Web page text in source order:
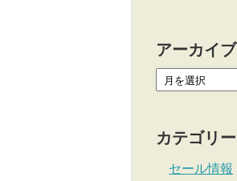
アーカイブ
カテゴリー
セール情報